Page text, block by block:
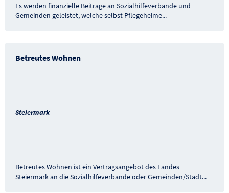
Es werden finanzielle Beiträge an Sozialhilfeverbände und
Gemeinden geleistet, welche selbst Pflegeheime...
Betreutes Wohnen
Steiermark
Betreutes Wohnen ist ein Vertragsangebot des Landes
Steiermark an die Sozialhilfeverbände oder Gemeinden/Stadt...